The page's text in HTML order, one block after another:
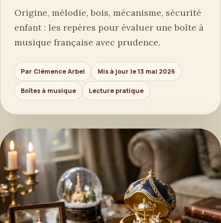
Origine, mélodie, bois, mécanisme, sécurité
enfant : les repères pour évaluer une boîte à
musique française avec prudence.
Par Clémence Arbel Mis à jour le 13 mai 2026
Boîtes à musique Lecture pratique